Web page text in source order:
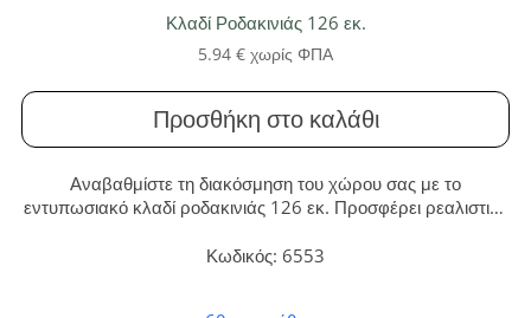
Κλαδί Ροδακινιάς 126 εκ.
5.94 € χωρίς ΦΠΑ
Προσθήκη στο καλάθι
Αναβαθμίστε τη διακόσμηση του χώρου σας με το
εντυπωσιακό κλαδί ροδακινιάς 126 εκ. Προσφέρει ρεαλιστική
ανάγκη συντήρησης. Ιδανικό για ψηλά βάζα σε οικιακούς ή
Κωδικός: 6553